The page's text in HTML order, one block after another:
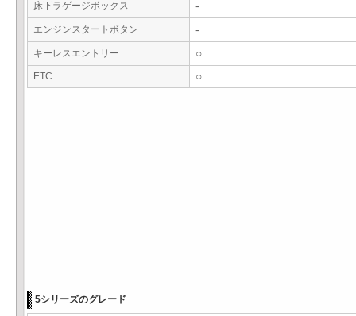
床下ラゲージボックス -
エンジンスタートボタン -
キーレスエントリー ○
ETC ○
5シリーズのグレード